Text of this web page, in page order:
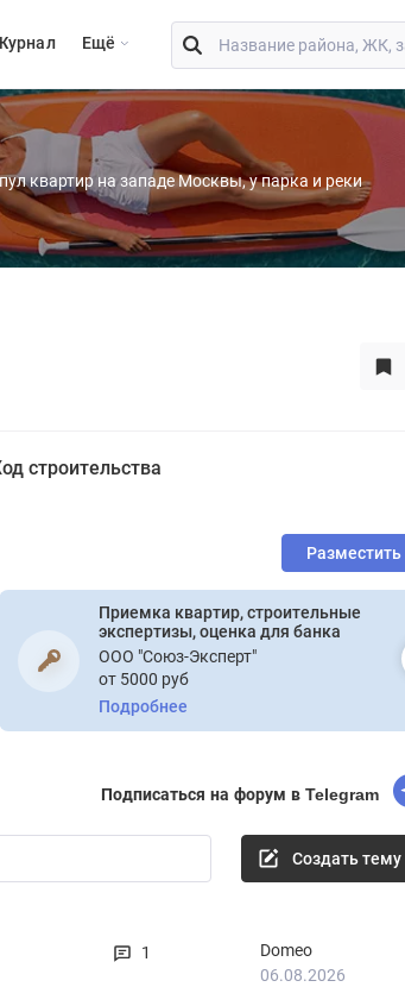
Eщё
квартир на западе Москвы, у парка и реки
строительства
Разместить
Приемка квартир, строительные
экспертизы, оценка для банка
ООО "Союз-Эксперт"
от 5000 руб
Подробнее
Подписаться на форум в Telegram
Создать тему
1
Domeo
06.08.2026